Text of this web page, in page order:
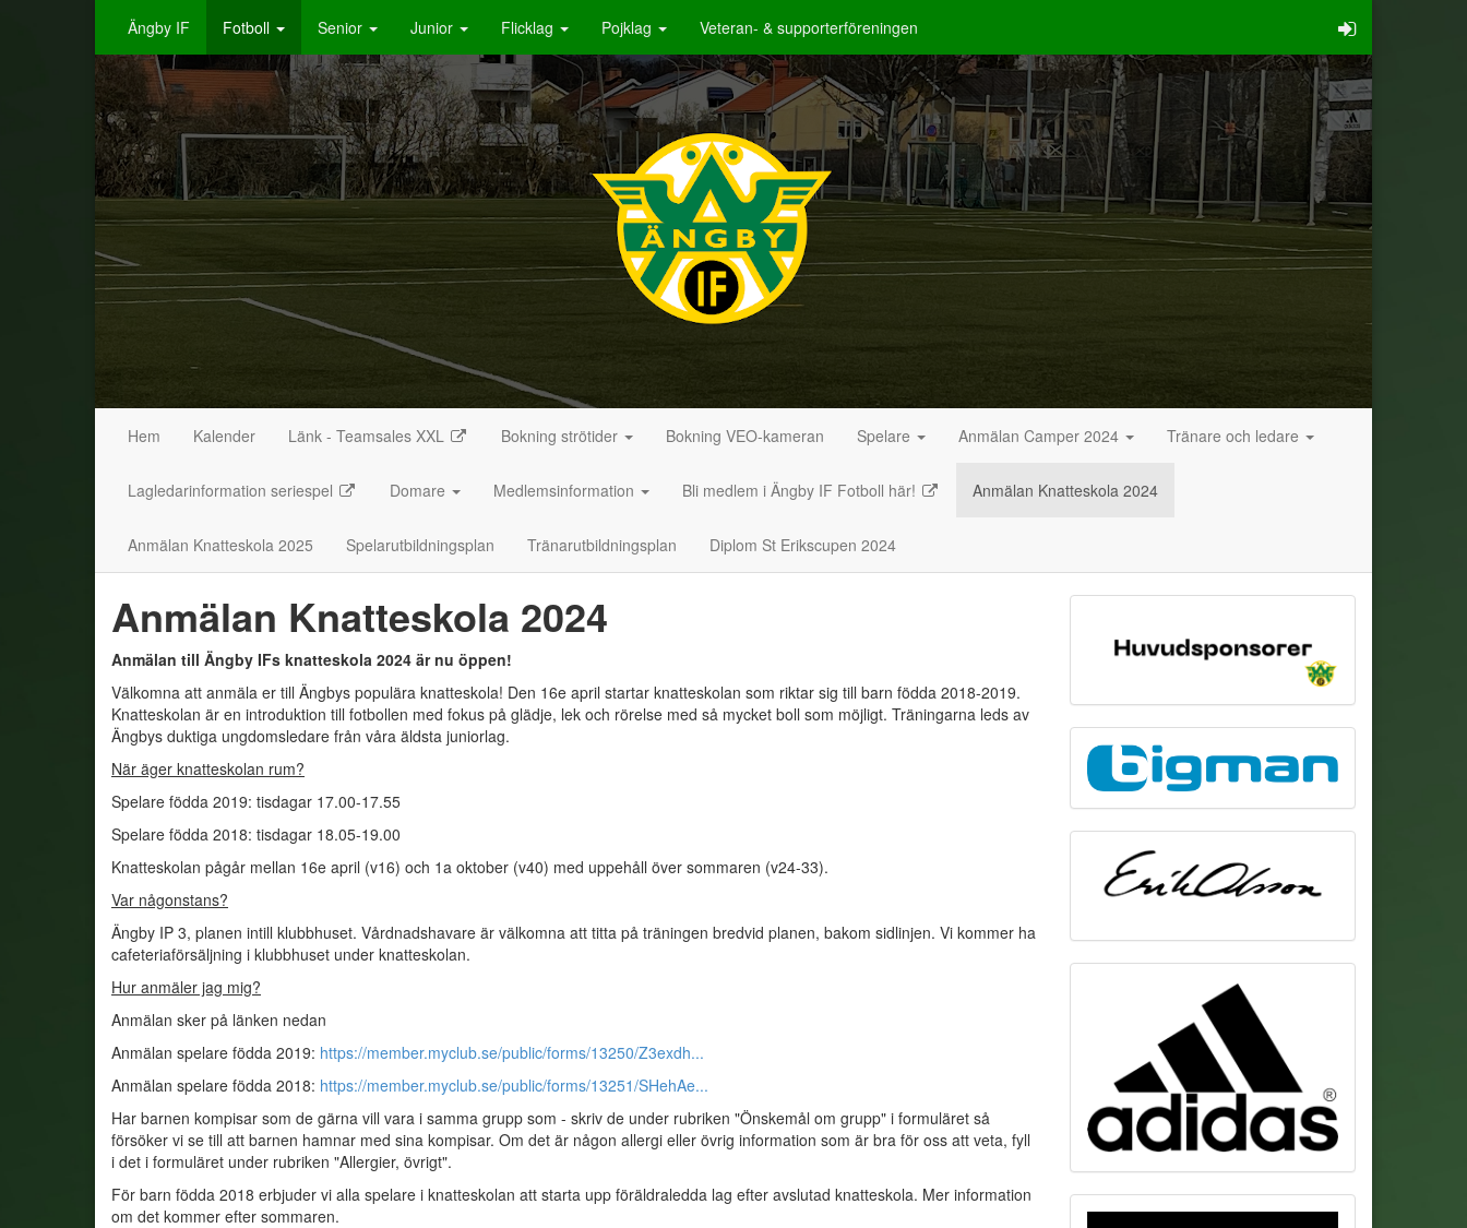
Ängby IF Fotboll Senior Junior Flicklag Pojklag Veteran- & supporterföreningen
Hem Kalender Länk - Teamsales XXL Bokning strötider Bokning VEO-kameran Spelare Anmälan Camper 2024 Tränare och ledare
Lagledarinformation seriespel Domare Medlemsinformation Bli medlem i Ängby IF Fotboll här! Anmälan Knatteskola 2024
Anmälan Knatteskola 2025 Spelarutbildningsplan Tränarutbildningsplan Diplom St Erikscupen 2024
Anmälan Knatteskola 2024
Anmälan till Ängby IFs knatteskola 2024 är nu öppen!
Välkomna att anmäla er till Ängbys populära knatteskola! Den 16e april startar knatteskolan som riktar sig till barn födda 2018-2019.
Knatteskolan är en introduktion till fotbollen med fokus på glädje, lek och rörelse med så mycket boll som möjligt. Träningarna leds av
Ängbys duktiga ungdomsledare från våra äldsta juniorlag.
När äger knatteskolan rum?
Spelare födda 2019: tisdagar 17.00-17.55
Spelare födda 2018: tisdagar 18.05-19.00
Knatteskolan pågår mellan 16e april (v16) och 1a oktober (v40) med uppehåll över sommaren (v24-33).
Var någonstans?
Ängby IP 3, planen intill klubbhuset. Vårdnadshavare är välkomna att titta på träningen bredvid planen, bakom sidlinjen. Vi kommer ha
cafeteriaförsäljning i klubbhuset under knatteskolan.
Hur anmäler jag mig?
Anmälan sker på länken nedan
Anmälan spelare födda 2019: https://member.myclub.se/public/forms/13250/Z3exdh...
Anmälan spelare födda 2018: https://member.myclub.se/public/forms/13251/SHehAe...
Har barnen kompisar som de gärna vill vara i samma grupp som - skriv de under rubriken "Önskemål om grupp" i formuläret så
försöker vi se till att barnen hamnar med sina kompisar. Om det är någon allergi eller övrig information som är bra för oss att veta, fyll
i det i formuläret under rubriken "Allergier, övrigt".
För barn födda 2018 erbjuder vi alla spelare i knatteskolan att starta upp föräldraledda lag efter avslutad knatteskola. Mer information
om det kommer efter sommaren.